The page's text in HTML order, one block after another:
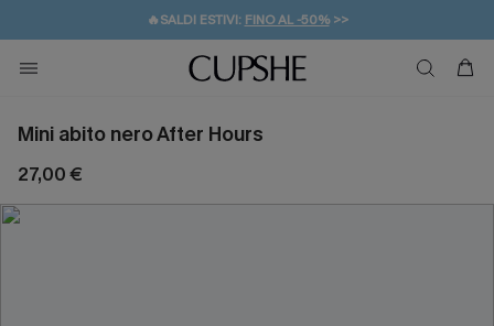
🔥SALDI ESTIVI: FINO AL -50%>>
🚚SPEDIZIONE GRATUITA DA 49€
💌REGALO PER I NUOVI: 20% DI SCONTO*
Mini abito nero After Hours
27,00 €